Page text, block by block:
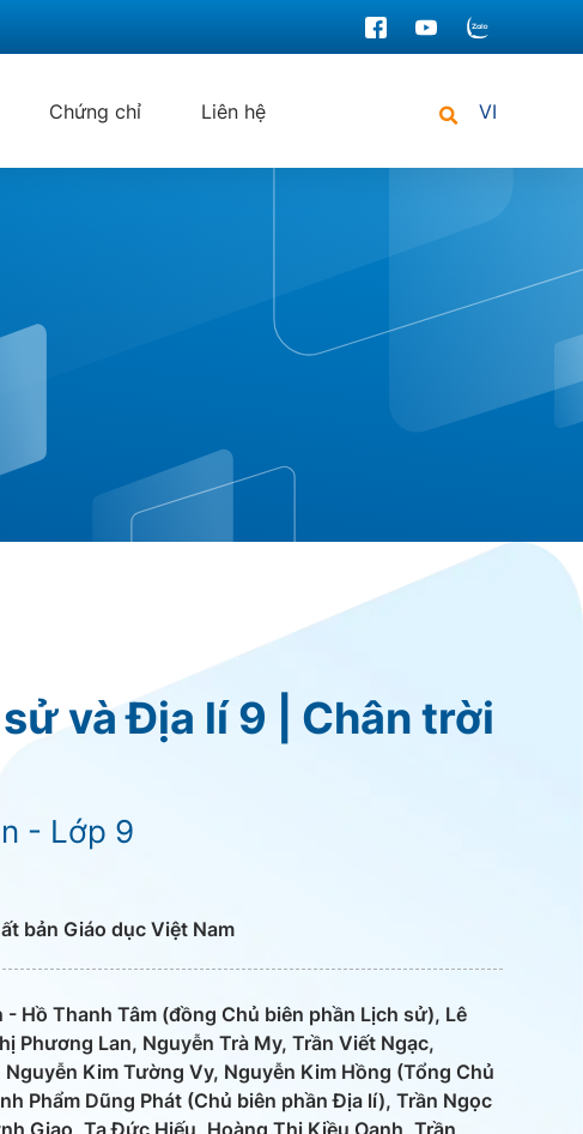
Chứng chỉ Liên hệ VI
và Địa lí 9 | Chân trời
- Lớp 9
bản Giáo dục Việt Nam
- Hồ Thanh Tâm (đồng Chủ biên phần Lịch sử), Lê
Phương Lan, Nguyễn Trà My, Trần Viết Ngạc,
Kim Tường Vy, Nguyễn Kim Hồng (Tổng Chủ
Phẩm Dũng Phát (Chủ biên phần Địa lí), Trần Ngọc